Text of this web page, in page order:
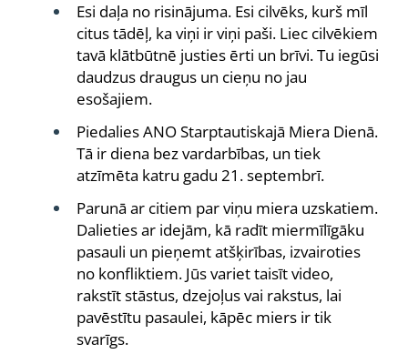
Esi daļa no risinājuma. Esi cilvēks, kurš mīl
citus tādēļ, ka viņi ir viņi paši. Liec cilvēkiem
tavā klātbūtnē justies ērti un brīvi. Tu iegūsi
daudzus draugus un cieņu no jau
esošajiem.
Piedalies ANO Starptautiskajā Miera Dienā.
Tā ir diena bez vardarbības, un tiek
atzīmēta katru gadu 21. septembrī.
Parunā ar citiem par viņu miera uzskatiem.
Dalieties ar idejām, kā radīt miermīlīgāku
pasauli un pieņemt atšķirības, izvairoties
no konfliktiem. Jūs variet taisīt video,
rakstīt stāstus, dzejoļus vai rakstus, lai
pavēstītu pasaulei, kāpēc miers ir tik
svarīgs.